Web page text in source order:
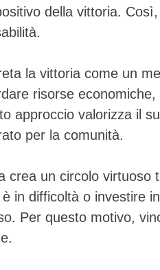
della vittoria.
la vittoria come un
risorse
approccio valorizza il
per la comunità.
crea un circolo virtuoso
in difficoltà o investire
Per questo motivo,